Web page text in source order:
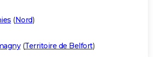
(Nord)
(Territoire de Belfort)